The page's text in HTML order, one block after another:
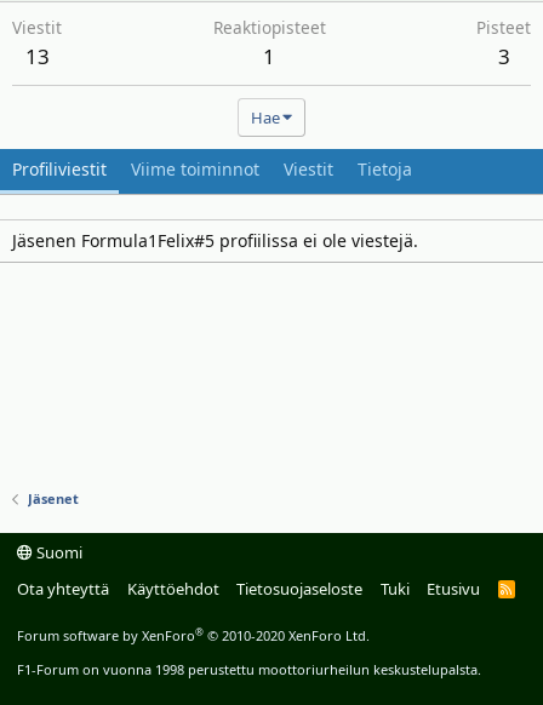
Viestit
13
Reaktiopisteet
1
Pisteet
3
Hae
Profiliviestit Viime toiminnot Viestit Tietoja
Jäsenen Formula1Felix#5 profiilissa ei ole viestejä.
Jäsenet
Suomi
Ota yhteyttä
Käyttöehdot Tietosuojaseloste Tuki Etusivu
R
Forum software by XenForo® © 2010-2020 XenForo Ltd.
F1-Forum on vuonna 1998 perustettu moottoriurheilun keskustelupalsta.